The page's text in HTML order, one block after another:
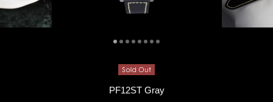
PF12ST Gray